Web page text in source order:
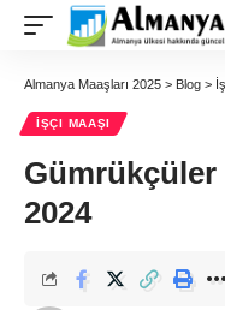
Almanya Maaşları 2025 > Blog >
İŞÇI MAAŞI
Gümrükçüler
2024